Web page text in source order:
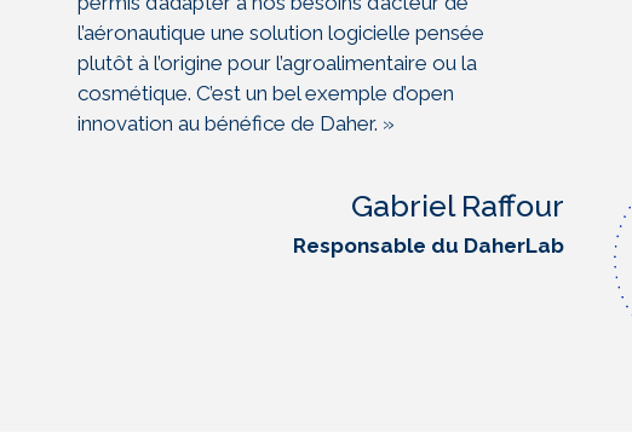
l’aéronautique une solution logicielle pensée
plutôt à l’origine pour l’agroalimentaire ou la
cosmétique. C’est un bel exemple d’open
innovation au bénéfice de Daher. »
Gabriel Raffour
Responsable du DaherLab